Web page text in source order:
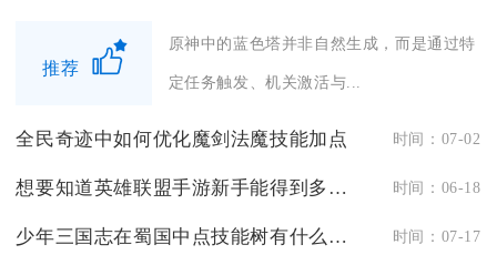
推荐
原神中的蓝色塔并非自然生成，而是通过特
定任务触发、机关激活与...
全民奇迹中如何优化魔剑法魔技能加点 时间：07-02
想要知道英雄联盟手游新手能得到多少精粹吗 时间：06-18
少年三国志在蜀国中点技能树有什么窍门 时间：07-17